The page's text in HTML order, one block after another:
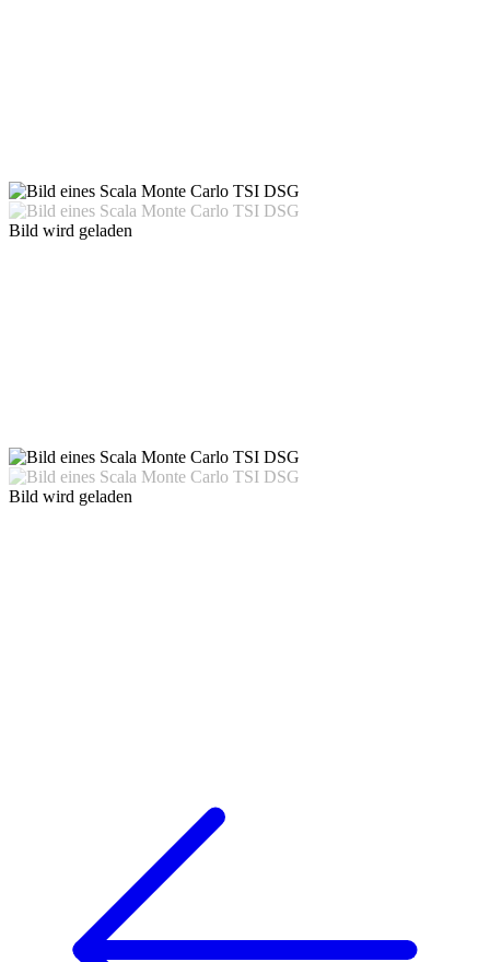
Bild wird geladen
Bild wird geladen